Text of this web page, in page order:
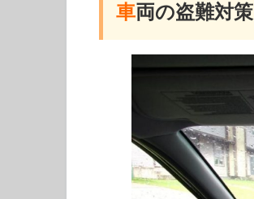
車両の盗難対策